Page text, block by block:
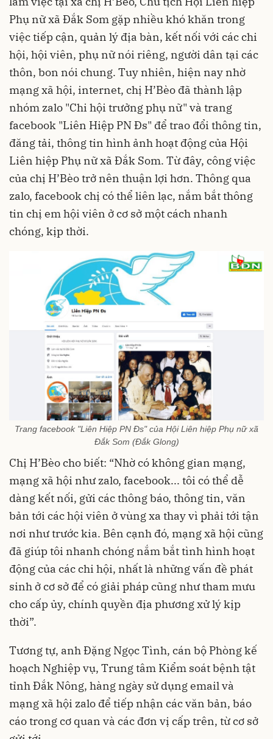
Phụ nữ xã Đắk Som gặp nhiều khó khăn trong
việc tiếp cận, quản lý địa bàn, kết nối với các chi
hội, hội viên, phụ nữ nói riêng, người dân tại các
thôn, bon nói chung. Tuy nhiên, hiện nay nhờ
mạng xã hội, internet, chị H’Bèo đã thành lập
nhóm zalo "Chi hội trưởng phụ nữ" và trang
facebook "Liên Hiệp PN Đs" để trao đổi thông tin,
đăng tải, thông tin hình ảnh hoạt động của Hội
Liên hiệp Phụ nữ xã Đắk Som. Từ đây, công việc
của chị H’Bèo trở nên thuận lợi hơn. Thông qua
zalo, facebook chị có thể liên lạc, nắm bắt thông
tin chị em hội viên ở cơ sở một cách nhanh
chóng, kịp thời.
Trang facebook "Liên Hiệp PN Đs" của Hội Liên hiệp Phụ nữ xã
Đắk Som (Đắk Glong)
Chị H’Bèo cho biết: “Nhờ có không gian mạng,
mạng xã hội như zalo, facebook... tôi có thể dễ
dàng kết nối, gửi các thông báo, thông tin, văn
bản tới các hội viên ở vùng xa thay vì phải tới tận
nơi như trước kia. Bên cạnh đó, mạng xã hội cũng
đã giúp tôi nhanh chóng nắm bắt tình hình hoạt
động của các chi hội, nhất là những vấn đề phát
sinh ở cơ sở để có giải pháp cũng như tham mưu
cho cấp ủy, chính quyền địa phương xử lý kịp
thời”.
Tương tự, anh Đặng Ngọc Tình, cán bộ Phòng kế
hoạch Nghiệp vụ, Trung tâm Kiểm soát bệnh tật
tỉnh Đắk Nông, hàng ngày sử dụng email và
mạng xã hội zalo để tiếp nhận các văn bản, báo
cáo trong cơ quan và các đơn vị cấp trên, từ cơ sở